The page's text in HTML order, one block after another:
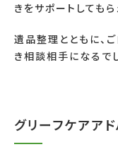
きをサポートしてもら
遺品整理とともに、
き相談相手になるでし
グリーフケアア